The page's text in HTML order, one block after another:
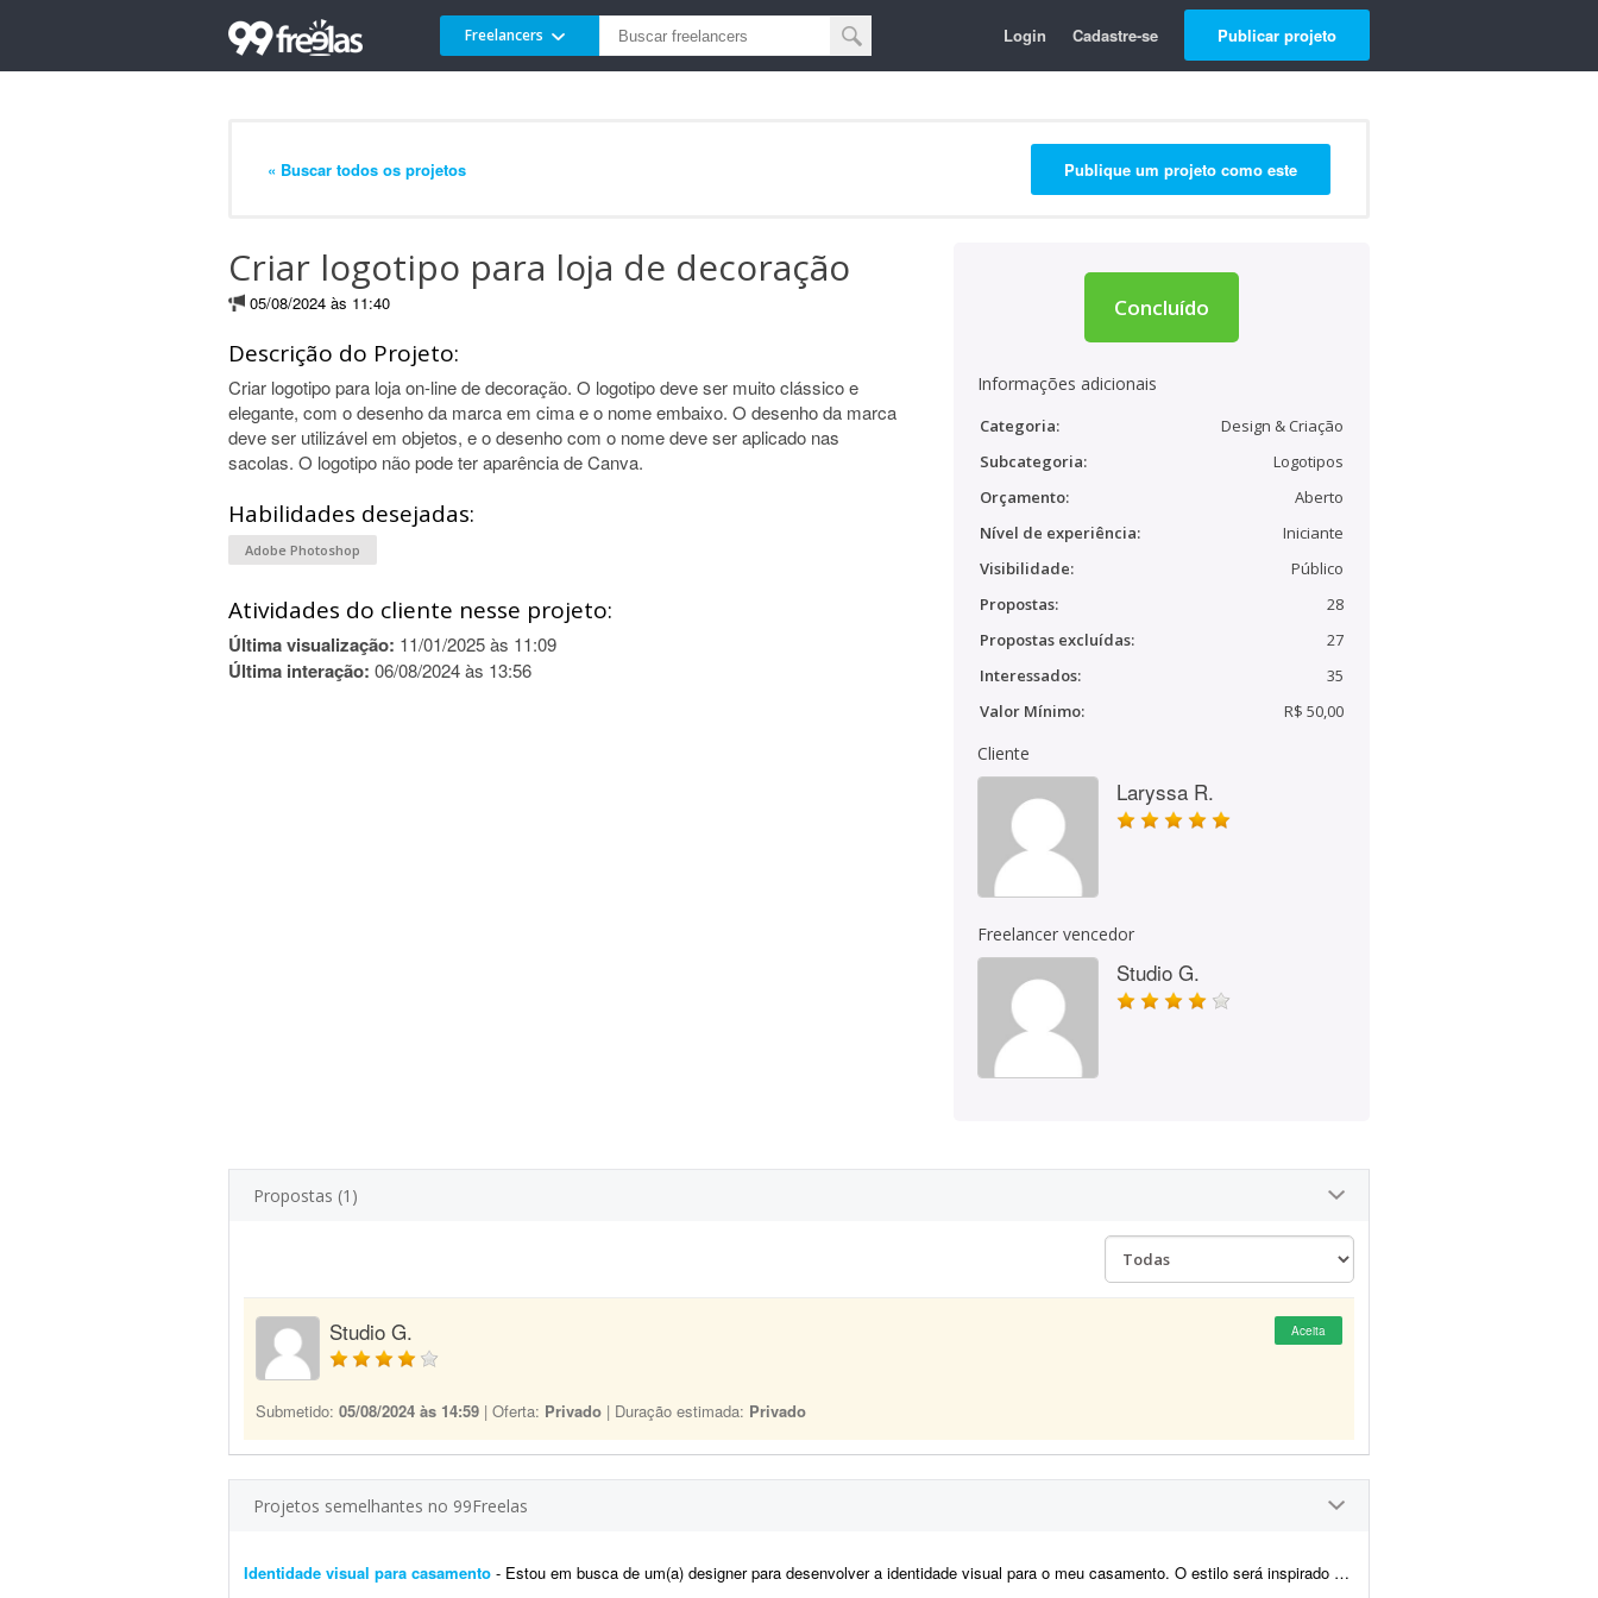
Freelancers Login Cadastre-se Publicar projeto
« Buscar todos os projetos Publique um projeto como este
Criar logotipo para loja de decoração
05/08/2024 às 11:40
Descrição do Projeto:
Criar logotipo para loja on-line de decoração. O logotipo deve ser muito clássico e
elegante, com o desenho da marca em cima e o nome embaixo. O desenho da marca
deve ser utilizável em objetos, e o desenho com o nome deve ser aplicado nas
sacolas. O logotipo não pode ter aparência de Canva.
Habilidades desejadas:
Adobe Photoshop
Atividades do cliente nesse projeto:
Última visualização: 11/01/2025 às 11:09
Última interação: 06/08/2024 às 13:56
Concluído
Informações adicionais
Categoria:
Design & Criação
Subcategoria:
Logotipos
Orçamento:
Aberto
Nível de experiência:
Iniciante
Visibilidade:
Público
Propostas:
28
Propostas excluídas:
27
Interessados:
35
Valor Mínimo:
R$ 50,00
Cliente
Laryssa R.
Freelancer vencedor
Studio G.
Propostas (1)
Studio G. Aceita
Submetido: 05/08/2024 às 14:59 | Oferta: Privado | Duração estimada: Privado
Projetos semelhantes no 99Freelas
Identidade visual para casamento - Estou em busca de um(a) designer para desenvolver a identidade visual para o meu casamento. O estilo será inspirado no universo medieval/encantado; temos como referência O Senhor dos A...